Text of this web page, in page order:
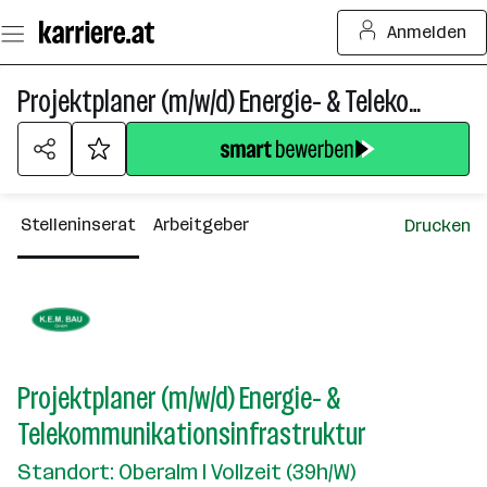
Seiteninhalt
springen
Anmelden
Projektplaner (m/w/d) Energie- & Telekommunikationsinfrastruktur
Stelleninserat Arbeitgeber Drucken
Projektplaner (m/w/d) Energie- &
Telekommunikationsinfrastruktur
Standort: Oberalm I Vollzeit (39h/W)